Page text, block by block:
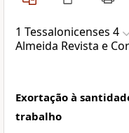
1 Tessalonicenses 4
Almeida Revista e
Exortação à
trabalho